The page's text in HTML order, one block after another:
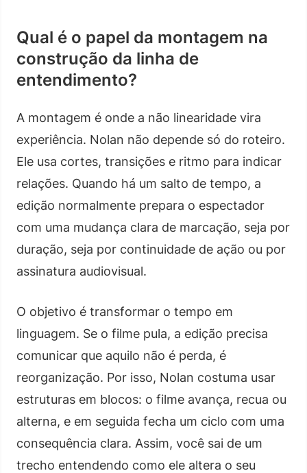
Qual é o papel da montagem na
construção da linha de
entendimento?
A montagem é onde a não linearidade vira
experiência. Nolan não depende só do roteiro.
Ele usa cortes, transições e ritmo para indicar
relações. Quando há um salto de tempo, a
edição normalmente prepara o espectador
com uma mudança clara de marcação, seja por
duração, seja por continuidade de ação ou por
assinatura audiovisual.
O objetivo é transformar o tempo em
linguagem. Se o filme pula, a edição precisa
comunicar que aquilo não é perda, é
reorganização. Por isso, Nolan costuma usar
estruturas em blocos: o filme avança, recua ou
alterna, e em seguida fecha um ciclo com uma
consequência clara. Assim, você sai de um
trecho entendendo como ele altera o seu